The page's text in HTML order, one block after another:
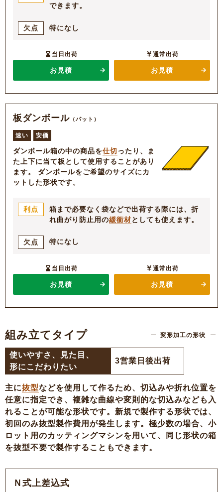
できます。
欠点 特になし
当日出荷
お見積
通常出荷
お見積
板ダンボール （パット）
速い 安価
ダンボール箱の中の商品を仕切 ったり、ま
た上下に当て板として使用することがあり
ます。 ダンボールをご希望のサイズにカ
ットした形状です。
利点
箱まで必要なく袋などで出荷する際には、折
れ曲がり防止用の緩衝材としても使えます。
欠点 特になし
当日出荷
お見積
通常出荷
お見積
組み立てタイプ 変形加工の形状
使いやすさ、見た目、
形にこだわりたい
3営業日後出荷
主に抜型などを使用して作るため、切込みや折れ位置を
任意に指定でき、複雑な曲線や変則的な切込みなども入
れることが可能な形状です。新規で製作する形状では、
初回のみ抜型製作費用が発生します。極少数の場合、小
ロット用のカッティングマシンを用いて、同じ形状の箱
を抜型不要で製作することもできます。
Ｎ式上差込式